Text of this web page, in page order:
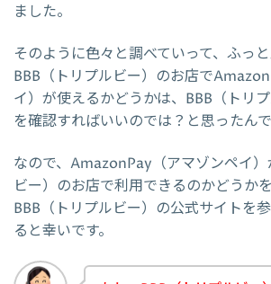
ました。
そのように色々と調べていって、ふっと
BBB（トリプルビー）のお店で
イ）が使えるかどうかは、BBB（トリ
を確認すればいいのでは？と思ったんで
なので、AmazonPay（アマゾンペイ）
ビー）のお店で利用できるのかどうか
BBB（トリプルビー）の公式サイトを
ると幸いです。